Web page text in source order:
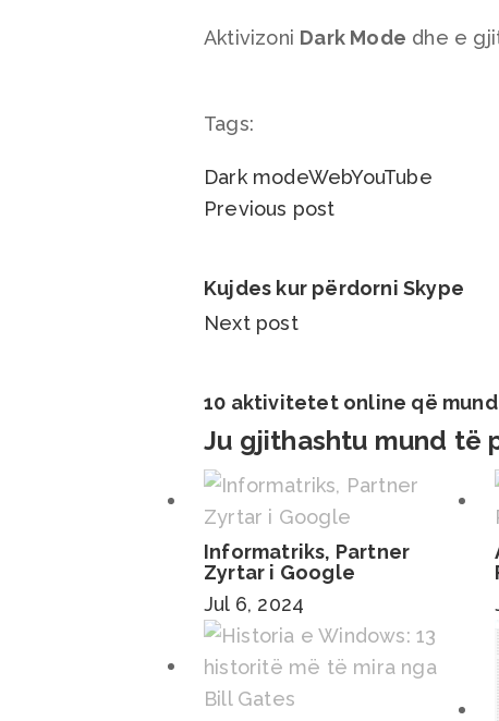
Aktivizoni Dark Mode dhe e
Tags:
Dark modeWebYouTube
Previous post
Kujdes kur përdorni Skype
Next post
10 aktivitetet online që
Ju gjithashtu mund të
Informatriks, Partner
Zyrtar i Google
Jul 6, 2024